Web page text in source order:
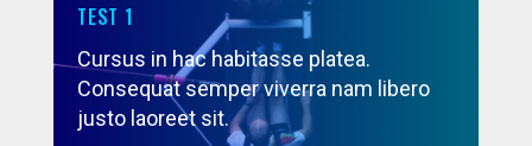
TEST 1
Cursus in hac habitasse platea.
Consequat semper viverra nam libero
justo laoreet sit.